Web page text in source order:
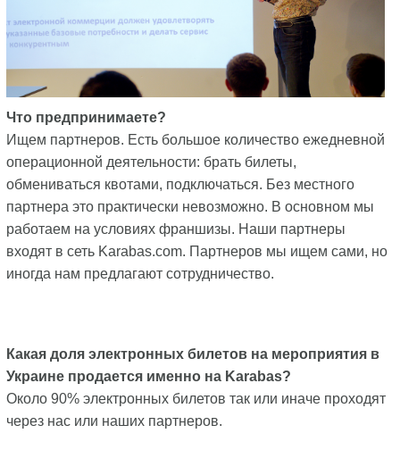
Что предпринимаете?
Ищем партнеров. Есть большое количество ежедневной
операционной деятельности: брать билеты,
обмениваться квотами, подключаться. Без местного
партнера это практически невозможно. В основном мы
работаем на условиях франшизы. Наши партнеры
входят в сеть Karabas.com. Партнеров мы ищем сами, но
иногда нам предлагают сотрудничество.
Какая доля электронных билетов на мероприятия в
Украине продается именно на Karabas?
Около 90% электронных билетов так или иначе проходят
через нас или наших партнеров.